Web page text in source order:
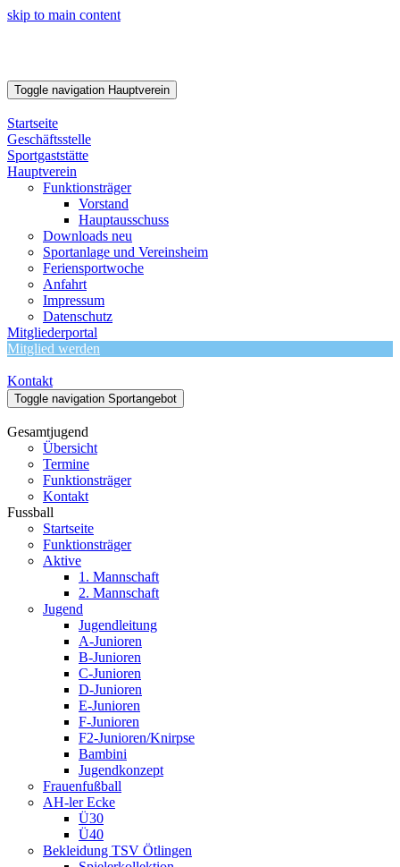
skip to main content
Toggle navigation Hauptverein
Startseite
Geschäftsstelle
Sportgaststätte
Hauptverein
Funktionsträger
Vorstand
Hauptausschuss
Downloads neu
Sportanlage und Vereinsheim
Feriensportwoche
Anfahrt
Impressum
Datenschutz
Mitgliederportal
Mitglied werden
Kontakt
Toggle navigation Sportangebot
Gesamtjugend
Übersicht
Termine
Funktionsträger
Kontakt
Fussball
Startseite
Funktionsträger
Aktive
1. Mannschaft
2. Mannschaft
Jugend
Jugendleitung
A-Junioren
B-Junioren
C-Junioren
D-Junioren
E-Junioren
F-Junioren
F2-Junioren/Knirpse
Bambini
Jugendkonzept
Frauenfußball
AH-ler Ecke
Ü30
Ü40
Bekleidung TSV Ötlingen